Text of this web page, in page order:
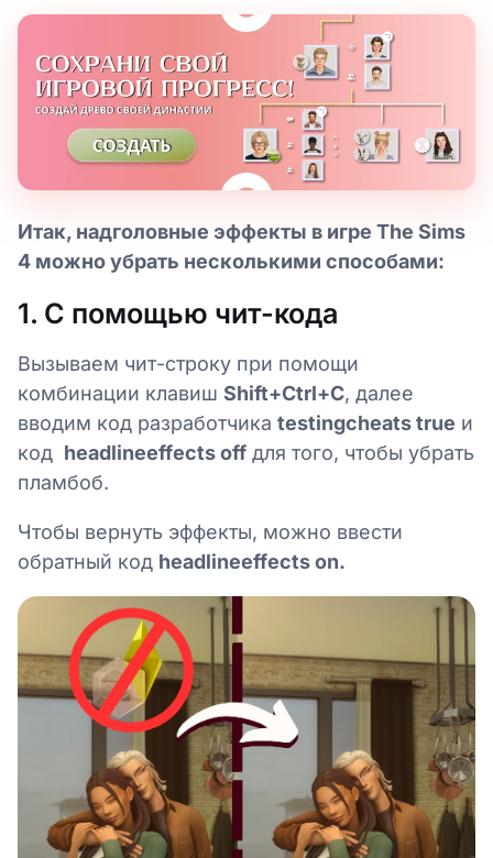
Итак, надголовные эффекты в игре The Sims
4 можно убрать несколькими способами:
1. С помощью чит-кода
Вызываем чит-строку при помощи
комбинации клавиш Shift+Ctrl+C, далее
вводим код разработчика testingcheats true и
код headlineeffects off для того, чтобы убрать
пламбоб.
Чтобы вернуть эффекты, можно ввести
обратный код headlineeffects on.